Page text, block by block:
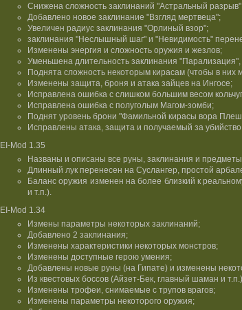
Снижена сложность заклинаний "Астральный
Добавлено новое заклинание "Взгляд мертвеца";
Увеличен радиус заклинания "Орлиный взор";
заклинания "Неслышный шаг" и "Невидимость"
Изменены энергия и сложность оружия и жезлов;
Уменьшена длительность заклинания
Поднята сложность некоторым кирасам (чтобы в них
Изменены защита, броня и атака зайцев на Ингосе;
Исправлена ошибка с слишком большим весом
Исправлена ошибка с полуголым Магом-зомби;
Поднят уровень брони "Фамильной кирасы вора
Исправлены атака, защита и получаемый за
EI-Mod 1.35
Названы и описаны все руны, заклинания и
Длинный лук перенесен на Суслангер, простой
Баланс оружия изменен на более близкий к
и т.п.).
EI-Mod 1.34
Измены параметры некоторых заклинаний;
Добавлено 2 заклинания;
Изменены характеристики некоторых монстров;
Изменены доступные герою умения;
Добавлены новые руны (на Гипате) и изменены
Из квестовых боссов (Айзет-Бек, главный шаман и
Изменены трофеи, снимаемые с трупов врагов;
Изменены параметры некоторого оружия;